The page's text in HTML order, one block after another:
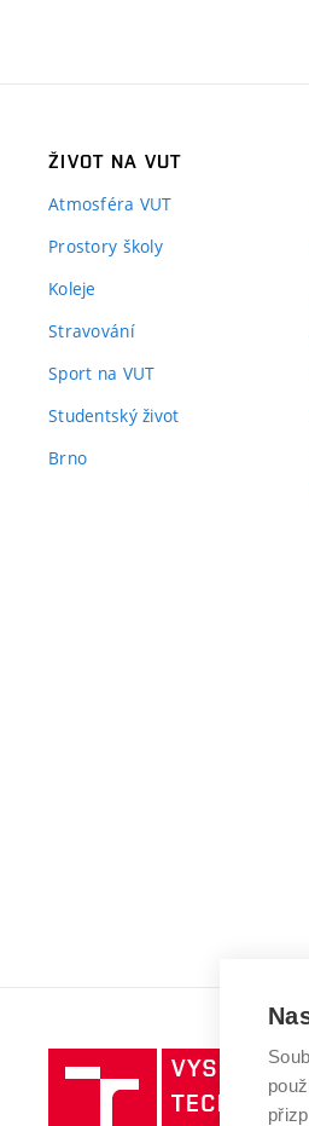
ŽIVOT NA VUT
Atmosféra VUT
Prostory školy
Koleje
Stravování
Sport na VUT
Studentský život
Brno